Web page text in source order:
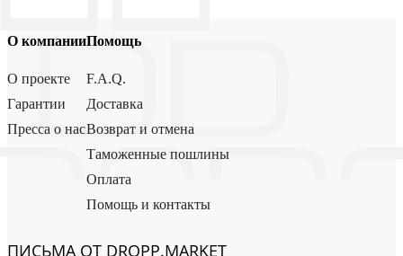
О компании
О проекте
Гарантии
Пресса о нас
Помощь
F.A.Q.
Доставка
Возврат и отмена
Таможенные пошлины
Оплата
Помощь и контакты
ПИСЬМА ОТ DROPP.MARKET